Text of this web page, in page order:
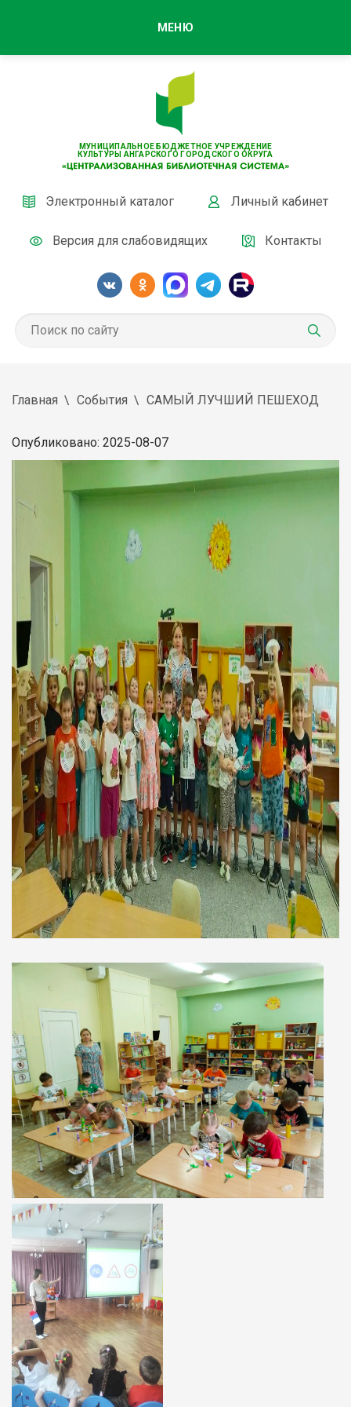
МУНИЦИПАЛЬНОЕ БЮДЖЕТНОЕ УЧРЕЖДЕНИЕ
КУЛЬТУРЫ АНГАРСКОГО ГОРОДСКОГО ОКРУГА
Электронный каталог Личный кабинет
Версия для слабовидящих Контакты
МЕНЮ
Главная События САМЫЙ ЛУЧШИЙ ПЕШЕХОД
Опубликовано: 2025-08-07